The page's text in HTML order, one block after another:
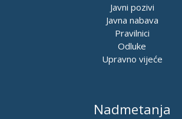
Javni pozivi
Javna nabava
Pravilnici
Odluke
Upravno vijeće
Nadmetanja